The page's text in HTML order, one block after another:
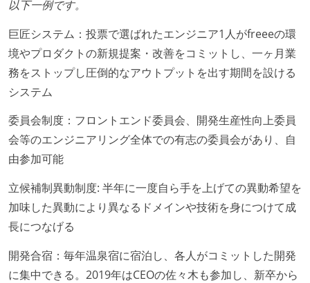
ansible
elasticsearch aws-sqs aws-s3
その他、現場で使われている技術
言語
go-lang
python
フレームワーク
redux
データベース
その他
参加している
となって行う
全体のスケジュール管理は、途中の成果を随時確認し
ながら、納期または盛り込む機能を柔軟に調整する形
で行う
プロダクトの開発言語やフレームワークなど主要な構
成技術は、基本的に最新版より1年以上ビハインドし
ていない
コード品質向上のための取り組み
本番にデプロイされるコードには、全てコードレビュ
ーまたはペアプログラミングを実施している
「リファクタリングは随時行われるべき」という価値
観をメンバー全員が共有しており、日常的に実施して
以下一例です。
巨匠システム：投票で選ばれたエンジニア1人がfreeeの環
境やプロダクトの新規提案・改善をコミットし、一ヶ月業
務をストップし圧倒的なアウトプットを出す期間を設ける
システム
委員会制度：フロントエンド委員会、開発生産性向上委員
会等のエンジニアリング全体での有志の委員会があり、自
由参加可能
立候補制異動制度: 半年に一度自ら手を上げての異動希望を
加味した異動により異なるドメインや技術を身につけて成
長につなげる
開発合宿：毎年温泉宿に宿泊し、各人がコミットした開発
に集中できる。2019年はCEOの佐々木も参加し、新卒から